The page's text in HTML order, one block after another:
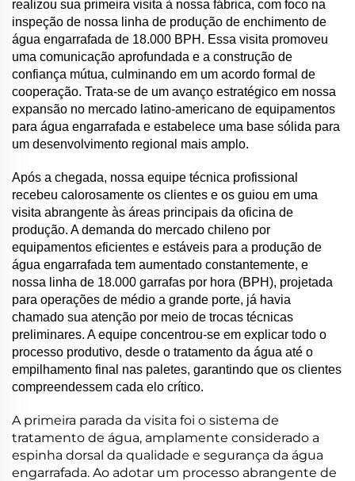
realizou sua primeira visita à nossa fábrica, com foco na
inspeção de nossa linha de produção de enchimento de
água engarrafada de 18.000 BPH. Essa visita promoveu
uma comunicação aprofundada e a construção de
confiança mútua, culminando em um acordo formal de
cooperação. Trata-se de um avanço estratégico em nossa
expansão no mercado latino-americano de equipamentos
para água engarrafada e estabelece uma base sólida para
um desenvolvimento regional mais amplo.
Após a chegada, nossa equipe técnica profissional
recebeu calorosamente os clientes e os guiou em uma
visita abrangente às áreas principais da oficina de
produção. A demanda do mercado chileno por
equipamentos eficientes e estáveis para a produção de
água engarrafada tem aumentado constantemente, e
nossa linha de 18.000 garrafas por hora (BPH), projetada
para operações de médio a grande porte, já havia
chamado sua atenção por meio de trocas técnicas
preliminares. A equipe concentrou-se em explicar todo o
processo produtivo, desde o tratamento da água até o
empilhamento final nas paletes, garantindo que os clientes
compreendessem cada elo crítico.
A primeira parada da visita foi o sistema de
tratamento de água, amplamente considerado a
espinha dorsal da qualidade e segurança da água
engarrafada. Ao adotar um processo abrangente de